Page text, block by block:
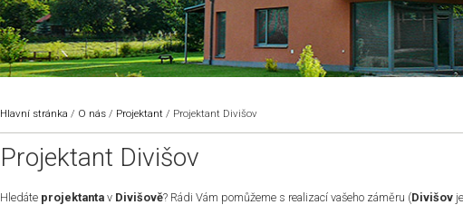
Hlavní stránka / O nás / Projektant / Projektant Divišov
Projektant Divišov
Hledáte projektanta v Divišově? Rádi Vám pomůžeme s realizací vašeho záměru (Divišov